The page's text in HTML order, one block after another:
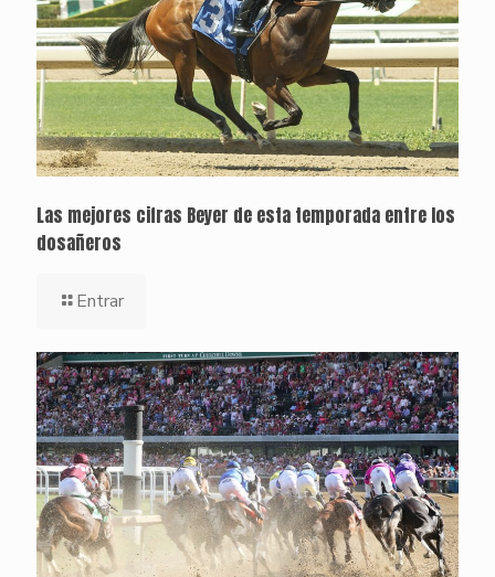
Las mejores cifras Beyer de esta temporada entre los
dosañeros
Entrar